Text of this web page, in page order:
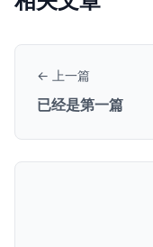
← 上一篇
已经是第一篇